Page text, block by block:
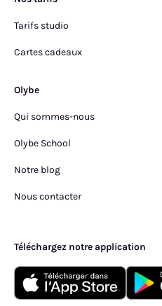
Tarifs studio
Cartes cadeaux
Olybe
Qui sommes-nous
Olybe School
Notre blog
Nous contacter
Téléchargez notre application